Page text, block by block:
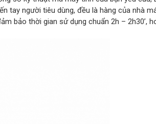
tay người tiêu dùng, đều là hàng của nhà
bảo thời gian sử dụng chuẩn 2h – 2h30’,